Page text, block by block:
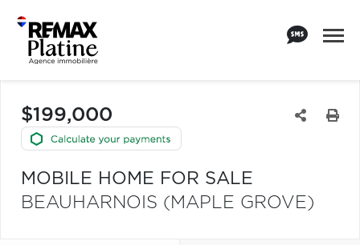
$199,000
MOBILE HOME FOR SALE
BEAUHARNOIS (MAPLE GROVE)